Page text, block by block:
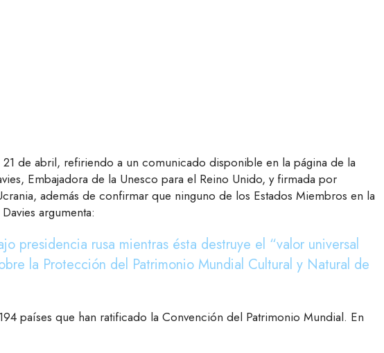
de abril, refiriendo a un comunicado disponible en la página de la
Embajadora de la Unesco para el Reino Unido, y firmada por
además de confirmar que ninguno de los Estados Miembros en la
argumenta:
presidencia rusa mientras ésta destruye el “valor universal
la Protección del Patrimonio Mundial Cultural y Natural de
países que han ratificado la Convención del Patrimonio Mundial. En